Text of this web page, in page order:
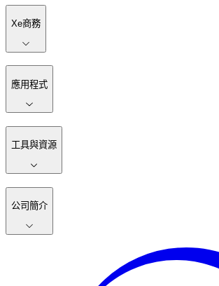
Xe商務
應用程式
工具與資源
公司簡介